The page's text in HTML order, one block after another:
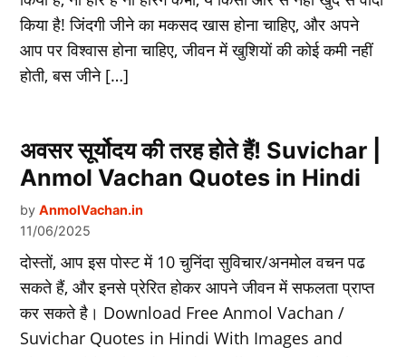
किया है! जिंदगी जीने का मकसद खास होना चाहिए, और अपने
आप पर विश्वास होना चाहिए, जीवन में खुशियों की कोई कमी नहीं
होती, बस जीने […]
अवसर सूर्योदय की तरह होते हैं! Suvichar |
Anmol Vachan Quotes in Hindi
by AnmolVachan.in
11/06/2025
दोस्‍तों, आप इस पोस्‍ट में 10 चुनिंदा सुविचार/अनमोल वचन पढ
सकते हैं, और इनसे प्रेरित होकर आपने जीवन में सफलता प्राप्‍त
कर सकते है। Download Free Anmol Vachan /
Suvichar Quotes in Hindi With Images and